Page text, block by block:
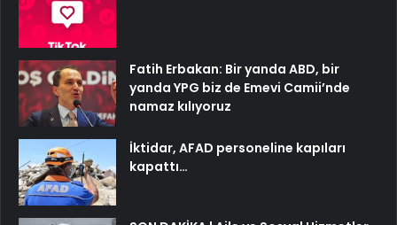
Fatih Erbakan: Bir yanda ABD, bir
yanda YPG biz de Emevi Camii’nde
namaz kılıyoruz
İktidar, AFAD personeline kapıları
kapattı…